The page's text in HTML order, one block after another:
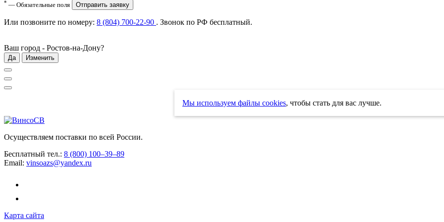
* — Обязательные поля Отправить заявку
Или позвоните по номеру: 8 (804) 700-22-90 . Звонок по РФ бесплатный.
Ваш город - Ростов-на-Дону?
Да Изменить
Мы используем файлы cookies, чтобы стать для вас лучше.
Осуществляем поставки по всей России.
Бесплатный тел.: 8 (800) 100–39–89
Email: vinsoazs@yandex.ru
Карта сайта